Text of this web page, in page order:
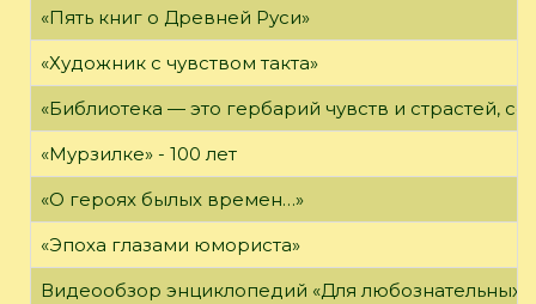
«Пять книг о Древней Руси»
«Художник с чувством такта»
«Библиотека — это гербарий чувств и страстей,
«Мурзилке» - 100 лет
«О героях былых времен…»
«Эпоха глазами юмориста»
Видеообзор энциклопедий «Для любознательных»